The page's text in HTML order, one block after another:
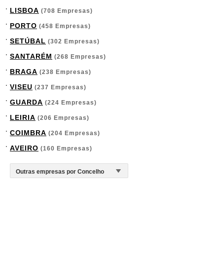
LISBOA (708 Empresas)
PORTO (458 Empresas)
SETÚBAL (302 Empresas)
SANTARÉM (268 Empresas)
BRAGA (238 Empresas)
VISEU (237 Empresas)
GUARDA (224 Empresas)
LEIRIA (206 Empresas)
COIMBRA (204 Empresas)
AVEIRO (160 Empresas)